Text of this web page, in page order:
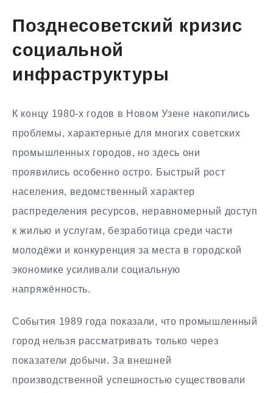
Позднесоветский кризис
социальной
инфраструктуры
К концу 1980-х годов в Новом Узене накопились
проблемы, характерные для многих советских
промышленных городов, но здесь они
проявились особенно остро. Быстрый рост
населения, ведомственный характер
распределения ресурсов, неравномерный доступ
к жилью и услугам, безработица среди части
молодёжи и конкуренция за места в городской
экономике усиливали социальную
напряжённость.
События 1989 года показали, что промышленный
город нельзя рассматривать только через
показатели добычи. За внешней
производственной успешностью существовали